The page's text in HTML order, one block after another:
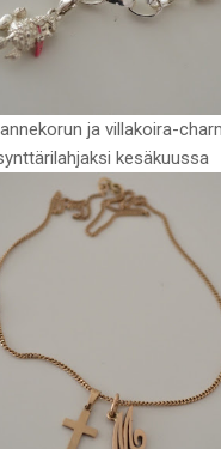
ja villakoira-
kesäkuussa